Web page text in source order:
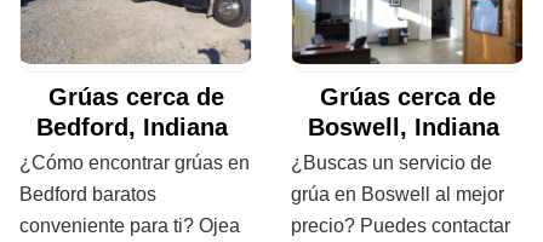
Grúas cerca de
Bedford, Indiana
¿Cómo encontrar grúas en
Bedford baratos
conveniente para ti? Ojea
Grúas cerca de
Boswell, Indiana
¿Buscas un servicio de
grúa en Boswell al mejor
precio? Puedes contactar